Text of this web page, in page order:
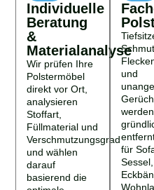
Individuelle
Beratung
&
Materialanalyse
Wir prüfen Ihre
Polstermöbel
direkt vor Ort,
analysieren
Stoffart,
Füllmaterial und
Verschmutzungsgrad
und wählen
darauf
basierend die
und
werden
für